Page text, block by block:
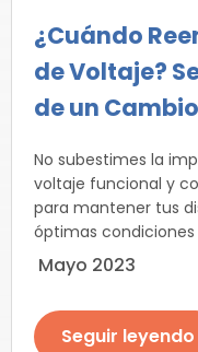
¿Cuándo
de Voltaje?
de un Cambio
No subestimes la
voltaje funcional y
para mantener tus
óptimas
Mayo 2023
Seguir leyendo